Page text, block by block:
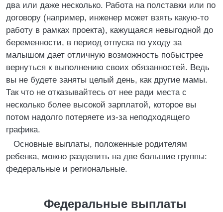
два или даже несколько. Работа на полставки или по
договору (например, инженер может взять какую-то
работу в рамках проекта), кажущаяся невыгодной до
беременности, в период отпуска по уходу за
малышом дает отличную возможность побыстрее
вернуться к выполнению своих обязанностей. Ведь
вы не будете заняты целый день, как другие мамы.
Так что не отказывайтесь от нее ради места с
несколько более высокой зарплатой, которое вы
потом надолго потеряете из-за неподходящего
графика.
Основные выплаты, положенные родителям
ребенка, можно разделить на две большие группы:
федеральные и региональные.
Федеральные выплаты